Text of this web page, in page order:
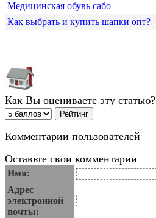
Медицинская обувь сабо
Как выбрать и купить шапки опт?
Как Вы оцениваете эту статью?
Комментарии пользователей
Оставьте свои комментарии
Имя:
Адрес
электронной
почты: